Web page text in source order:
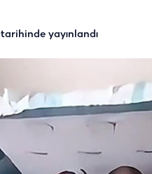
tarihinde yayınlandı